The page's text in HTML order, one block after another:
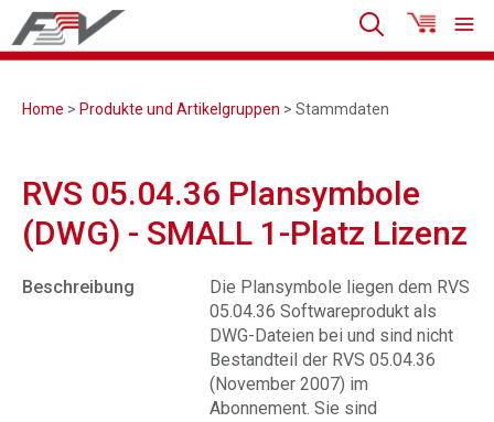
Home > Produkte und Artikelgruppen > Stammdaten
RVS 05.04.36 Plansymbole
(DWG) - SMALL 1-Platz Lizenz
Beschreibung
Die Plansymbole liegen dem RVS
05.04.36 Softwareprodukt als
DWG-Dateien bei und sind nicht
Bestandteil der RVS 05.04.36
(November 2007) im
Abonnement. Sie sind